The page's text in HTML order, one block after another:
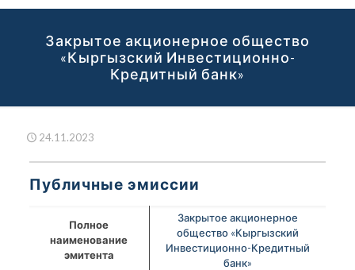
Закрытое акционерное общество
«Кыргызский Инвестиционно-
Кредитный банк»
24.11.2023
Публичные эмиссии
Полное
наименование
эмитента
Закрытое акционерное
общество «Кыргызский
Инвестиционно-Кредитный
банк»